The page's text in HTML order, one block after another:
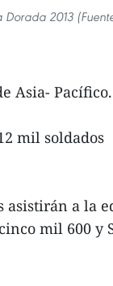
2013
Asia- Pacífico.
mil soldados
asistirán a la
mil 600 y